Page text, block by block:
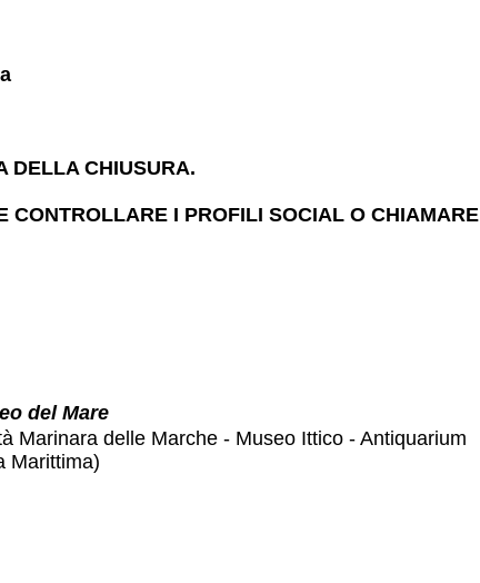
DELLA CHIUSURA.
CONTROLLARE I PROFILI SOCIAL O CHIAMARE
del Mare
Marinara delle Marche - Museo Ittico - Antiquarium
Marittima)